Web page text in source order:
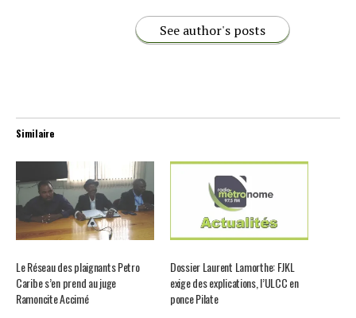
See author's posts
Similaire
Le Réseau des plaignants Petro
Caribe s’en prend au juge
Ramoncite Accimé
Dossier Laurent Lamorthe: FJKL
exige des explications, l’ULCC en
ponce Pilate